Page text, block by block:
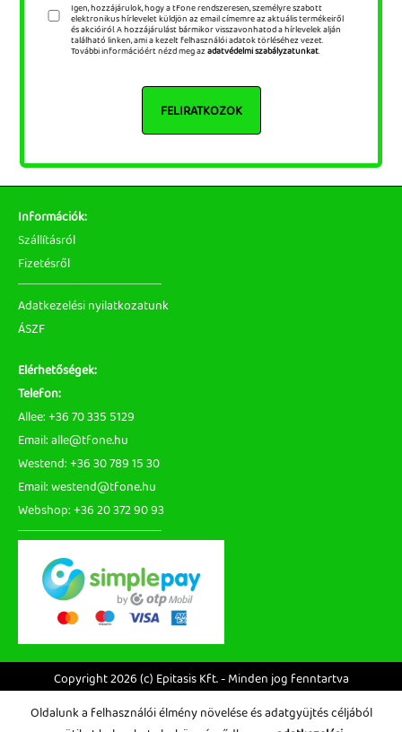
Igen, hozzájárulok, hogy a tFone rendszeresen, személyre szabott
elektronikus hírlevelet küldjön az email címemre az aktuális termékeiről
és akcióiról. A hozzájárulást bármikor visszavonhatod a hírlevelek alján
található linken, ami a kezelt felhasználói adatok törléséhez vezet.
További információért nézd meg azadatvédelmi szabályzatunkat.
FELIRATKOZOK
Információk:
Szállításról
Fizetésről
Adatkezelési nyilatkozatunk
ÁSZF
Elérhetőségek:
Telefon:
Allee: +36 70 335 5129
Email: alle@tfone.hu
Westend: +36 30 789 15 30
Email: westend@tfone.hu
Webshop: +36 20 372 90 93
Copyright 2026 (c) Epitasis Kft. - Minden jog fenntartva
Oldalunk a felhasználói élmény növelése és adatgyüjtés céljából